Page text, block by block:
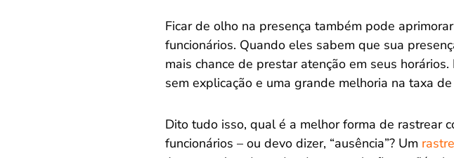
Ficar de olho na presença também pode
funcionários. Quando eles sabem que sua
mais chance de prestar atenção em seus
sem explicação e uma grande melhoria na taxa
Dito tudo isso, qual é a melhor forma de rastrear
funcionários – ou devo dizer, “ausência”? Um